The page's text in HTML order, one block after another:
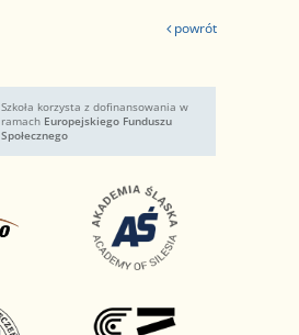
powrót
Szkoła korzysta z dofinansowania w
ramach Europejskiego Funduszu
Społecznego